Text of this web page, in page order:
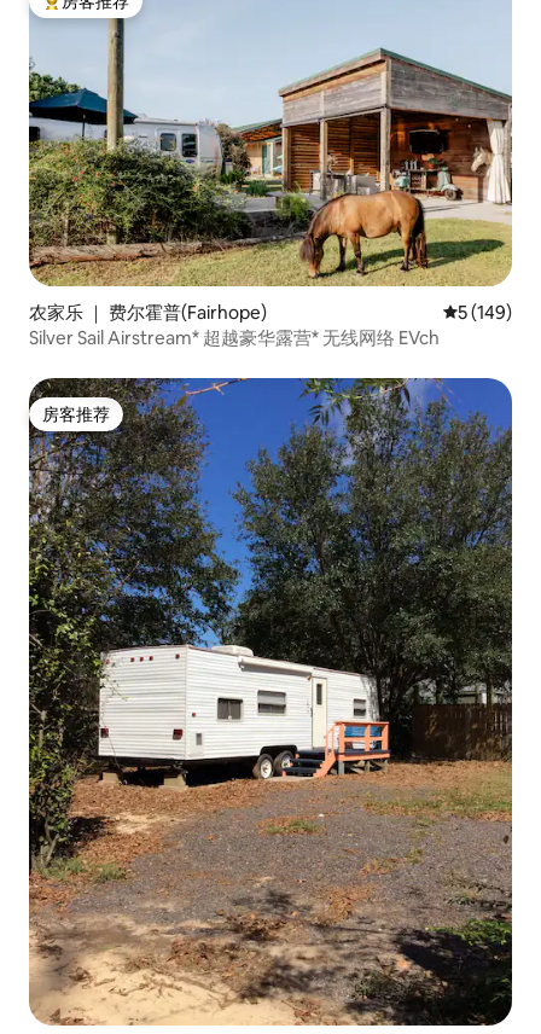
热门「房客推荐」
农家乐 ｜ 费尔霍普(Fairhope) 平均评分 5
5 (149)
Silver Sail Airstream* 超越豪华露营* 无线网络 EVch
房客推荐
房客推荐